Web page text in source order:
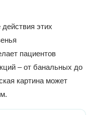
этих
пациентов
– от банальных до
картина может